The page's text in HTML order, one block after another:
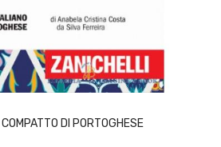
DI PORTOGHESE
ACQUISTA